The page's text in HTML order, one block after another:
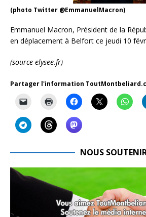
(photo Twitter @EmmanuelMacron)
Emmanuel Macron, Président de la
en déplacement à Belfort ce jeudi 10
(source elysee.fr)
Partager l'information
NOUS